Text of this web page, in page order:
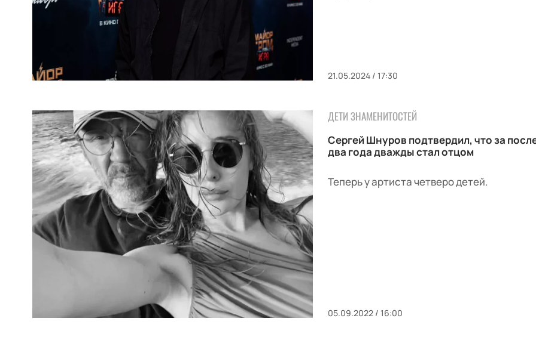
21.05.2024 / 17:30
ДЕТИ ЗНАМЕНИТОСТЕЙ
Сергей Шнуров подтвердил, что за
два года дважды стал отцом
Теперь у артиста четверо детей.
05.09.2022 / 16:00